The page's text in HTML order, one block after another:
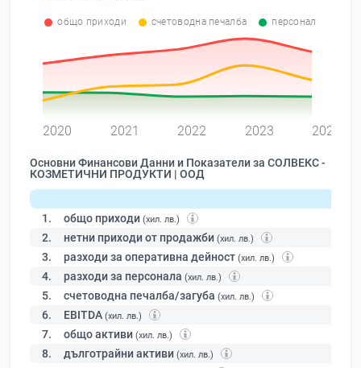
общо приходи счетоводна печалба персонал
2020 2021 2022 2023 2024
Основни Финансови Данни и Показатели за СОЛВЕКС -
КОЗМЕТИЧНИ ПРОДУКТИ | ООД
1. общо приходи (хил. лв.)
2. нетни приходи от продажби (хил. лв.)
3. разходи за оперативна дейност (хил. лв.)
4. разходи за персонала (хил. лв.)
5. счетоводна печалба/загуба (хил. лв.)
6. EBITDA (хил. лв.)
7. общо активи (хил. лв.)
8. дълготрайни активи (хил. лв.)